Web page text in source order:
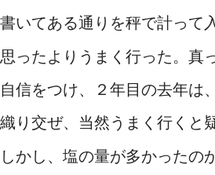
書いてある通りを秤で計って
思ったよりうまく行った。真
自信をつけ、２年目の去年は
織り交ぜ、当然うまく行くと
しかし、塩の量が多かったの